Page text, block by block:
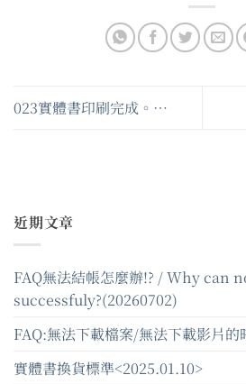
023實體書印刷完成。…
近期文章
FAQ無法結帳怎麼辦!? / Why can
successfuly?(20260702)
FAQ:無法下載檔案/無法下載影片的
實體書換貨標準<2025.01.10>